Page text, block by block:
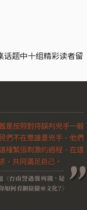
题中十组精彩读者留